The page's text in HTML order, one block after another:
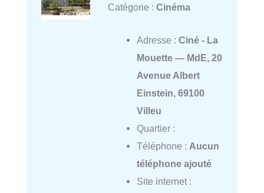
Catégorie : Cinéma
Adresse : Ciné - La
Mouette — MdE, 20
Avenue Albert
Einstein, 69100
Villeu
Quartier :
Téléphone : Aucun
téléphone ajouté
Site internet :